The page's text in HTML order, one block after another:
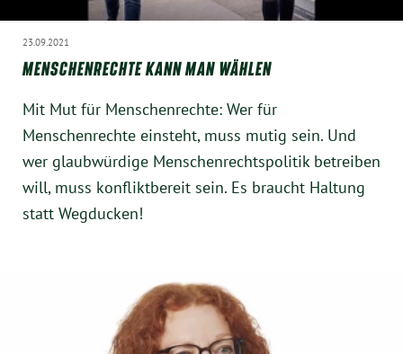
23.09.2021
MENSCHENRECHTE KANN MAN WÄHLEN
Mit Mut für Menschenrechte: Wer für
Menschenrechte einsteht, muss mutig sein. Und
wer glaubwürdige Menschenrechtspolitik betreiben
will, muss konfliktbereit sein. Es braucht Haltung
statt Wegducken!